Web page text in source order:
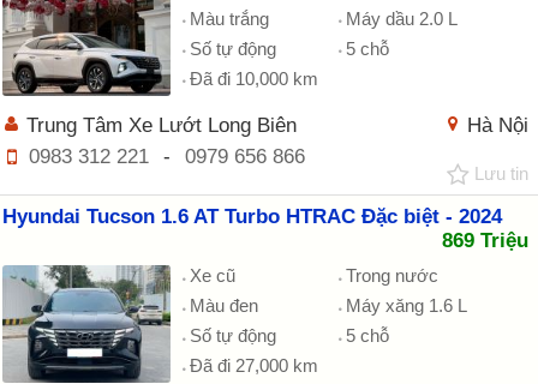
Màu trắng
Máy dầu 2.0 L
Số tự động
5 chỗ
Đã đi 10,000 km
Hà Nội
Trung Tâm Xe Lướt Long Biên
0983 312 221
- 0979 656 866
Lưu tin
Hyundai Tucson 1.6 AT Turbo HTRAC Đặc biệt - 2024
869 Triệu
Xe cũ
Trong nước
Màu đen
Máy xăng 1.6 L
Số tự động
5 chỗ
Đã đi 27,000 km